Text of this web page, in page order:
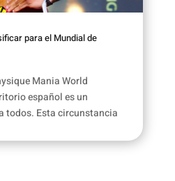
para el Mundial de
Mania World
español es un
todos. Esta circunstancia